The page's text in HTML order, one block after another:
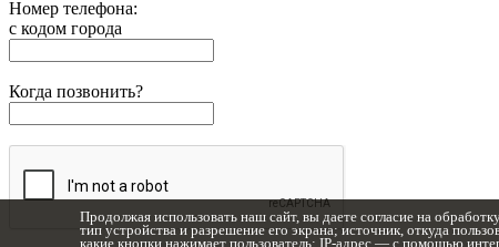
Номер телефона:
с кодом города
Когда позвонить?
Продолжая использовать наш сайт, вы даете согласие на
тип устройства и разрешение его экрана; источник, откуда
какие кнопки нажимает пользователь; IP-адрес — с помощью